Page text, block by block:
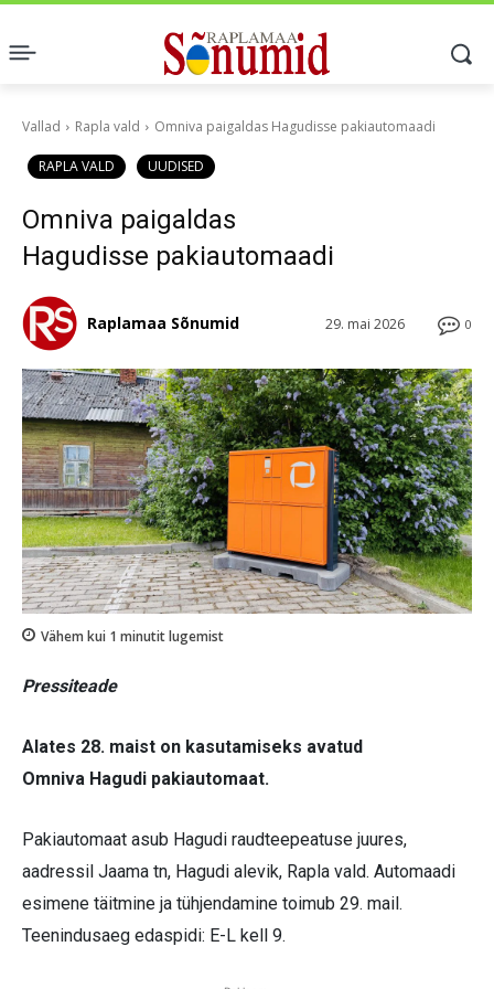
Vallad Rapla vald Omniva paigaldas Hagudisse pakiautomaadi
RAPLA VALD UUDISED
Omniva paigaldas
Hagudisse pakiautomaadi
0
29. mai 2026
Raplamaa Sõnumid
Vähem kui 1 minutit lugemist
Pressiteade
Alates 28. maist on kasutamiseks avatud
Omniva Hagudi pakiautomaat.
Pakiautomaat asub Hagudi raudteepeatuse juures,
aadressil Jaama tn, Hagudi alevik, Rapla vald. Automaadi
esimene täitmine ja tühjendamine toimub 29. mail.
Teenindusaeg edaspidi: E-L kell 9.